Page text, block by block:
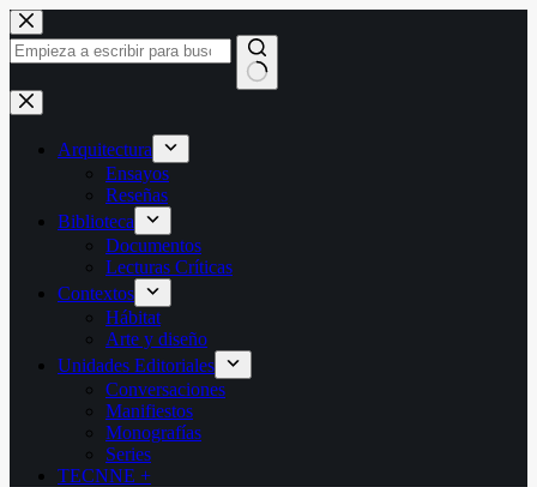
Saltar
al
contenido
Sin
resultados
Arquitectura
Ensayos
Reseñas
Biblioteca
Documentos
Lecturas Críticas
Contextos
Hábitat
Arte y diseño
Unidades Editoriales
Conversaciones
Manifiestos
Monografías
Series
TECNNE +